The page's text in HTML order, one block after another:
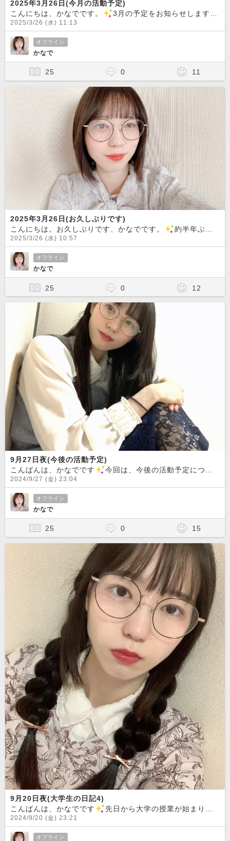
2025年3月26日(今月の活動予定)
こんにちは、かなでです。
3月の予定をお知らせします！【チャット配信予定】3月26日(水)午前中、夜3月27日(木)午前中3月28日(金)夜に予約があればチャット3月29日（土）予約があればチャット3月30日（日）予約があればチャット3月31日(月)お休み予約の方優先となりますので、メールにてご予約お願いいたします！ご予約がない場合、ログインしない場合もあります。お待ちしてます！
2025/3/26 (水) 11:13
オフライン
かなで
25 0 11
2025年3月26日(お久しぶりです)
こんにちは。お久しぶりです、かなでです。
約半年ぶりにチャットに復活しました！待っててくれた方々、本当にありがとうございます。チャットをお休みしている間に、髪の毛を切りました！30cmくらい切ったので、印象が変わった気がします。私のことを憶えてくれていた方も、思い出してくれた方も、はじめましての方も、チャットでお待ちしてます！
2025/3/26 (水) 10:57
オフライン
かなで
25 0 12
9月27日夜(今後の活動予定)
こんばんは、かなでです
今回は、今後の活動予定についてお知らせします！現在確定している、9月28日(土)21時〜29日(日)1時の配信を区切りに、チャットはしばらくお休みします
2024/9/27 (金) 23:04
オフライン
かなで
25 0 15
9月20日夜(大学生の日記4)
こんばんは、かなでです
先日から大学の授業が始まり、自分の体力が著しく低下していることへの恐怖が止まらない私です
2024/9/20 (金) 23:21
オフライン